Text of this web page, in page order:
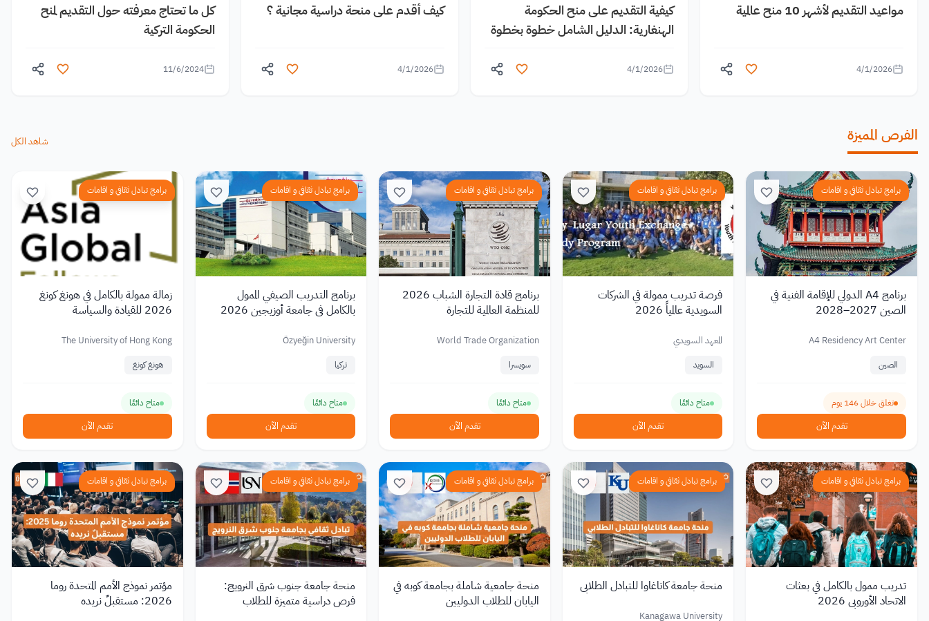
مواعيد التقديم لأشهر 10 منح عالمية
4/1/2026
كيفية التقديم على منح الحكومة
الهنغارية: الدليل الشامل خطوة بخطوة
4/1/2026
كيف أقدم على منحة دراسية مجانية ؟
4/1/2026
كل ما تحتاج معرفته حول التقديم لمنح
الحكومة التركية
11/6/2024
الفرص المميزة شاهد الكل
برامج تبادل ثقافي و اقامات
برنامج A4 الدولي للإقامة الفنية في
الصين 2027–2028
A4 Residency Art Center
الصين
تغلق خلال 146 يوم
تقدم الآن
برامج تبادل ثقافي و اقامات
فرصة تدريب ممولة في الشركات
السويدية عالمياً 2026
المعهد السويدي
السويد
متاح دائمًا
تقدم الآن
برامج تبادل ثقافي و اقامات
برنامج قادة التجارة الشباب 2026
للمنظمة العالمية للتجارة
World Trade Organization
سويسرا
متاح دائمًا
تقدم الآن
برامج تبادل ثقافي و اقامات
برنامج التدريب الصيفي الممول
بالكامل في جامعة أوزيجين 2026
Özyeğin University
تركيا
متاح دائمًا
تقدم الآن
برامج تبادل ثقافي و اقامات
زمالة ممولة بالكامل في هونغ كونغ
2026 للقيادة والسياسة
The University of Hong Kong
هونغ كونغ
متاح دائمًا
تقدم الآن
برامج تبادل ثقافي و اقامات
تدريب ممول بالكامل في بعثات
الاتحاد الأوروبي 2026
برامج تبادل ثقافي و اقامات
منحة جامعة كاناغاوا للتبادل الطلابي
Kanagawa University
برامج تبادل ثقافي و اقامات
منحة جامعية شاملة بجامعة كوبه في
اليابان للطلاب الدوليين
برامج تبادل ثقافي و اقامات
منحة جامعة جنوب شرق النرويج:
فرص دراسية متميزة للطلاب
برامج تبادل ثقافي و اقامات
مؤتمر نموذج الأمم المتحدة روما
2026: مستقبلٌ نريده